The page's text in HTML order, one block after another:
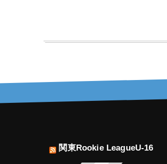
関東Rookie LeagueU-16